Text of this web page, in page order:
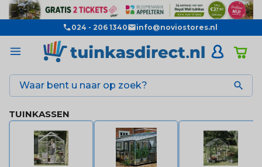
024 - 206 1340 info@noviostores.nl

TUINKASSEN